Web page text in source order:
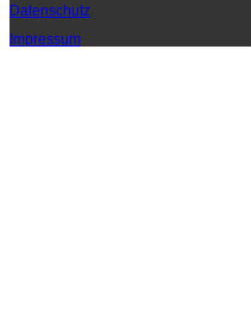
Datenschutz
Impressum